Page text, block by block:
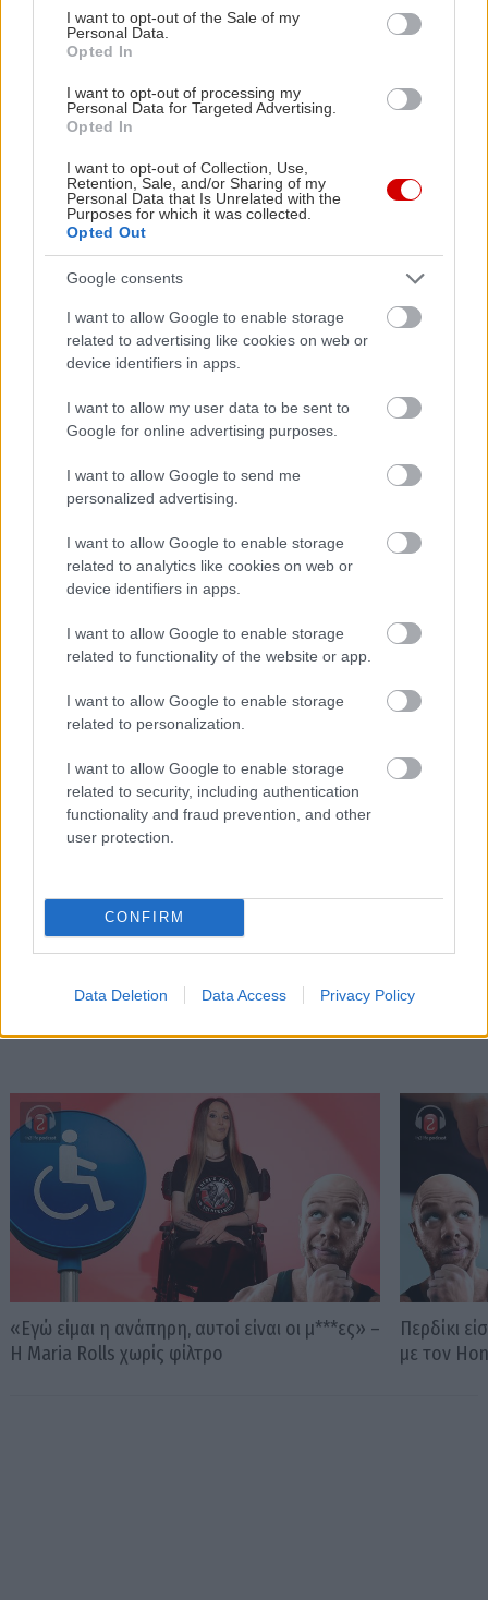
consent section.
I want to opt-out of the Sale of my
Personal Data.
Opted In
I want to opt-out of processing my
Personal Data for Targeted Advertising.
Opted In
I want to opt-out of Collection, Use,
Retention, Sale, and/or Sharing of my
Personal Data that Is Unrelated with the
Purposes for which it was collected.
Opted Out
Google consents
I want to allow Google to enable storage
related to advertising like cookies on web or
device identifiers in apps.
I want to allow my user data to be sent to
Google for online advertising purposes.
I want to allow Google to send me
personalized advertising.
I want to allow Google to enable storage
related to analytics like cookies on web or
device identifiers in apps.
I want to allow Google to enable storage
related to functionality of the website or app.
I want to allow Google to enable storage
related to personalization.
I want to allow Google to enable storage
related to security, including authentication
functionality and fraud prevention, and other
user protection.
CONFIRM
Data Deletion Data Access Privacy Policy
Διαβάστε επίσης
Μείνε Αύγουστο στην Αθήνα κι άσε τους
«Εγώ είμαι η ανάπηρη, αυτοί είναι οι μ***ες» –
Η Maria Rolls χωρίς φίλτρο
Περδίκι
με τον